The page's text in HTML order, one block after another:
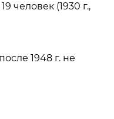
человек (1930 г.,
1948 г. не